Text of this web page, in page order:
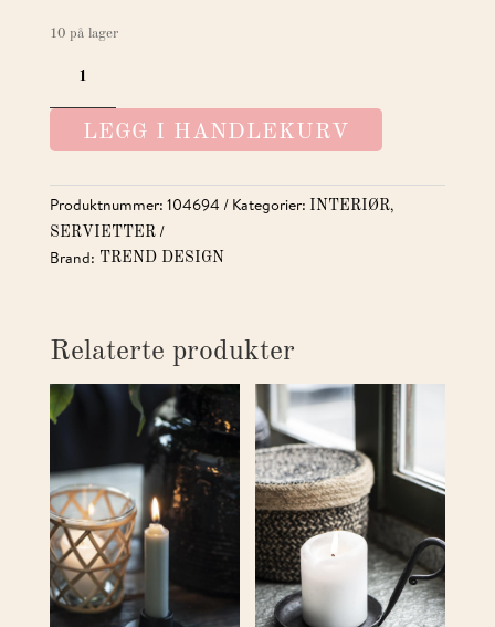
10 på lager
BUFFET
MALERI
ANTALLLEGG I HANDLEKURV
Produktnummer: 104694 Kategorier: INTERIØR,
SERVIETTER
Brand: TREND DESIGN
Relaterte produkter